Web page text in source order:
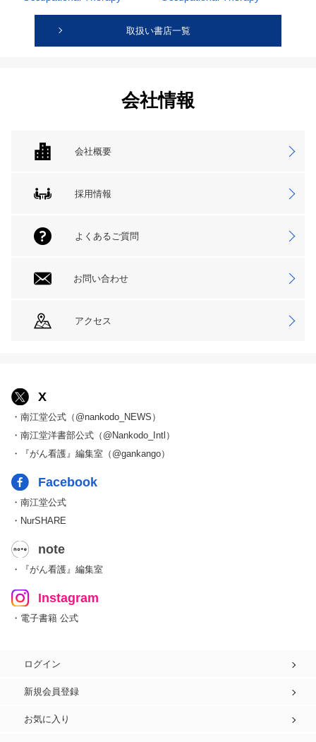
取扱い書店一覧
会社情報
会社概要
採用情報
よくあるご質問
お問い合わせ
アクセス
X
・南江堂公式（@nankodo_NEWS）
・南江堂洋書部公式（@Nankodo_Intl）
・『がん看護』編集室（@gankango）
Facebook
・南江堂公式
・NurSHARE
note
・『がん看護』編集室
Instagram
・電子書籍 公式
ログイン
新規会員登録
お気に入り